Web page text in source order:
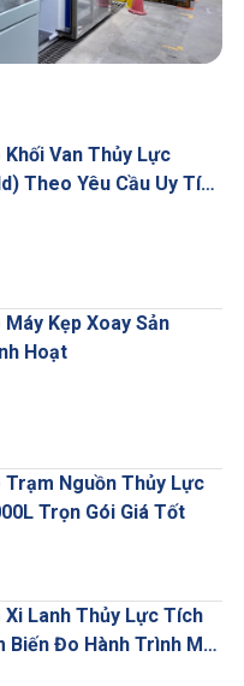
Khối Van Thủy Lực
Theo Yêu Cầu Uy Tín
Kẹp Xoay Sản
Hoạt
Trạm Nguồn Thủy Lực
Trọn Gói Giá Tốt
Xi Lanh Thủy Lực Tích
Biến Đo Hành Trình Mới